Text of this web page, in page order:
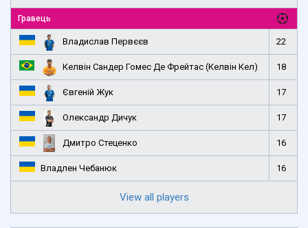
Гравець
Владислав Первєєв 22
Келвін Сандер Гомес Де Фрейтас (Келвін Кел) 18
Євгеній Жук 17
Олександр Дичук 17
Дмитро Стеценко 16
Владлен Чебанюк 16
View all players